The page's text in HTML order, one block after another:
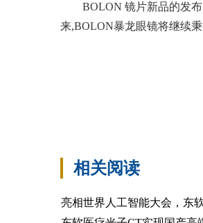
BOLON 镜片新品的发
来,BOLON暴龙眼镜将继续
相关阅读
亮相世界人工智能大会，东